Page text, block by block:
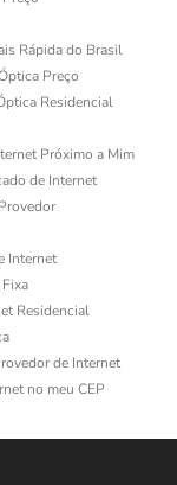
Rápida do Brasil
Preço
Residencial
Próximo a Mim
de Internet
Internet
Residencial
de Internet
no meu CEP